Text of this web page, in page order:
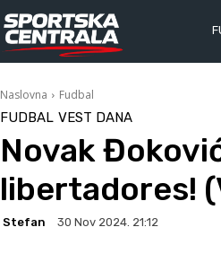
Naslovna Fudbal
FUDBAL VEST DANA
Novak
libertadores!
Stefan 30 Nov 2024. 21:12